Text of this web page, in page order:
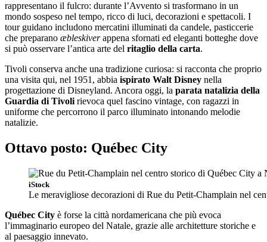
rappresentano il fulcro: durante l’Avvento si trasformano in un
mondo sospeso nel tempo, ricco di luci, decorazioni e spettacoli. I
tour guidano includono mercatini illuminati da candele, pasticcerie
che preparano æbleskiverappena sfornati ed eleganti botteghe dove
si può osservare l’antica arte del ritaglio della carta.
Tivoli conserva anche una tradizione curiosa: si racconta che proprio
una visita qui, nel 1951, abbia ispirato Walt Disney nella
progettazione di Disneyland. Ancora oggi, la parata natalizia della
Guardia di Tivoli rievoca quel fascino vintage, con ragazzi in
uniforme che percorrono il parco illuminato intonando melodie
natalizie.
Ottavo posto: Québec City
iStock
Le meravigliose decorazioni di Rue du Petit-Champlain nel
Québec City è forse la città nordamericana che più evoca
l’immaginario europeo del Natale, grazie alle architetture storiche e
al paesaggio innevato.